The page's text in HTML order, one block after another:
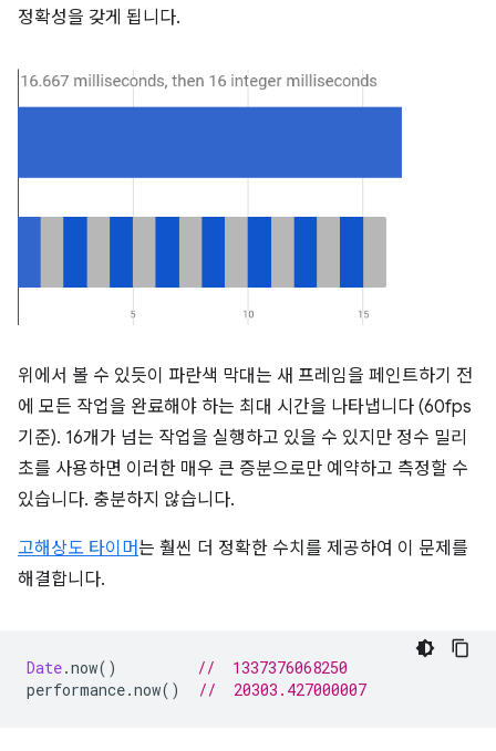
정확성을 갖게 됩니다.
위에서 볼 수 있듯이 파란색 막대는 새 프레임을 페인트하기 전
에 모든 작업을 완료해야 하는 최대 시간을 나타냅니다 (60fps
기준). 16개가 넘는 작업을 실행하고 있을 수 있지만 정수 밀리
초를 사용하면 이러한 매우 큰 증분으로만 예약하고 측정할 수
있습니다. 충분하지 않습니다.
고해상도 타이머는 훨씬 더 정확한 수치를 제공하여 이 문제를
해결합니다.
Date.now()
//  1337376068250
performance.now() //  20303.427000007